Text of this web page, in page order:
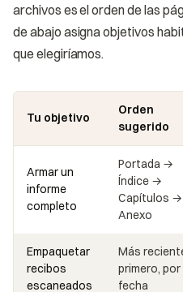
archivos es el orden de las
de abajo asigna objetivos
que elegiríamos.
Tu objetivo
Orden
sugerido
Armar un
informe
completo
Portada →
Índice →
Capítulos →
Anexo
Empaquetar
recibos
escaneados
Más
primero, por
fecha